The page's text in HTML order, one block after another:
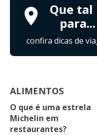
Que
para...
confira dicas de
ALIMENTOS
O que é uma estrela
Michelin em
restaurantes?